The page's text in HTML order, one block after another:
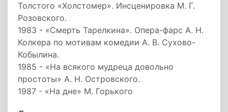
Толстого «Холстомер». Инсценировка М. Г.
Розовского.
1983 - «Смерть Тарелкина». Опера-фарс А. Н.
Колкера по мотивам комедии А. В. Сухово-
Кобылина.
1985 - «На всякого мудреца довольно
простоты» А. Н. Островского.
1987 - «На дне» М. Горького